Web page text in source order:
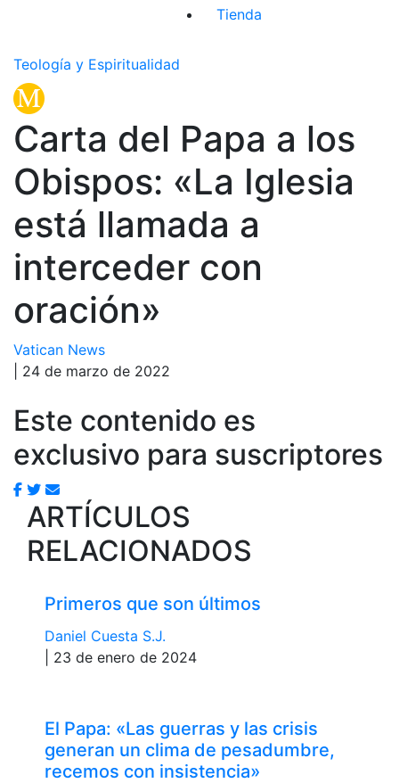
Tienda
Teología y Espiritualidad
Carta del Papa a los
Obispos: «La Iglesia
está llamada a
interceder con
oración»
Vatican News
| 24 de marzo de 2022
Este contenido es
exclusivo para suscriptores
ARTÍCULOS
RELACIONADOS
Primeros que son últimos
Daniel Cuesta S.J.
| 23 de enero de 2024
El Papa: «Las guerras y las crisis
generan un clima de pesadumbre,
recemos con insistencia»